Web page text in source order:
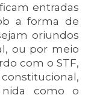
entradas
a forma de
oriundos
ou por meio
com o STF,
como o